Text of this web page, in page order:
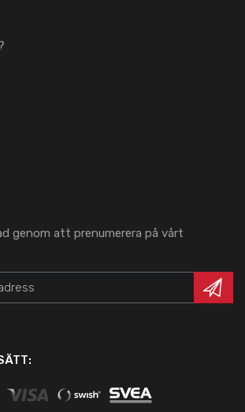
genom att prenumerera på vårt